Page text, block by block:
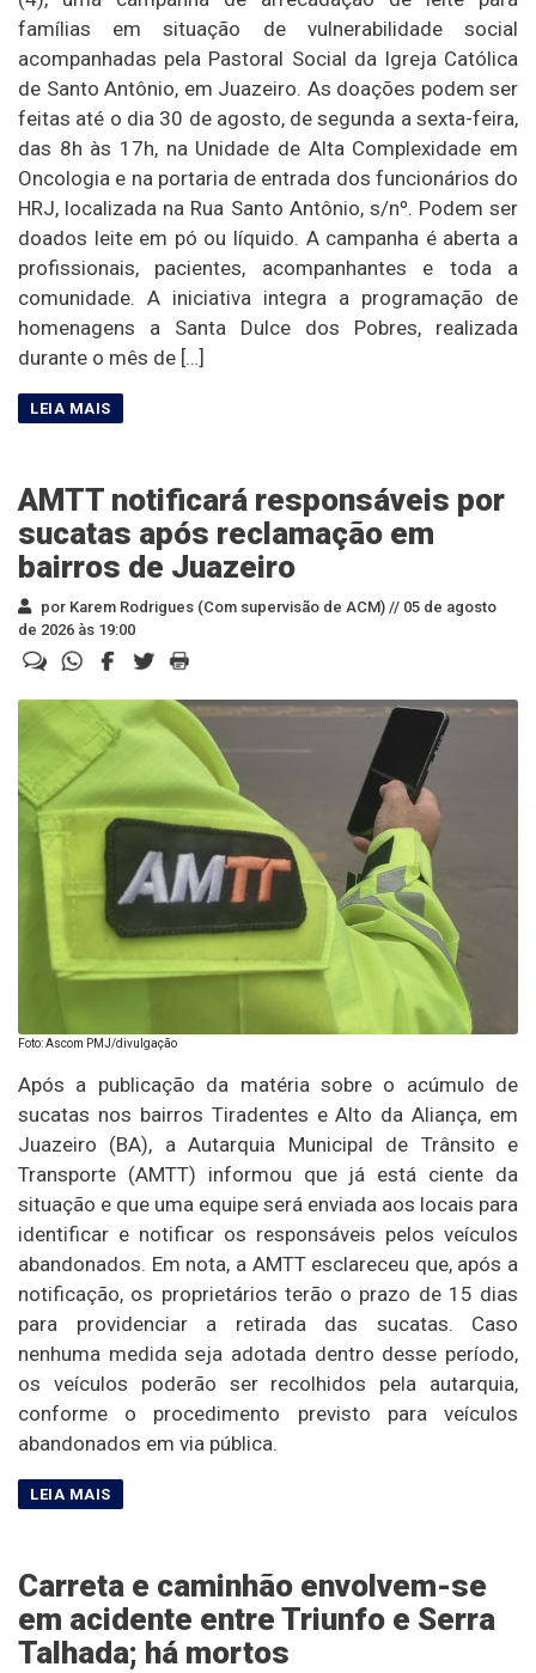
famílias em situação de vulnerabilidade social
acompanhadas pela Pastoral Social da Igreja Católica
de Santo Antônio, em Juazeiro. As doações podem ser
feitas até o dia 30 de agosto, de segunda a sexta-feira,
das 8h às 17h, na Unidade de Alta Complexidade em
Oncologia e na portaria de entrada dos funcionários do
HRJ, localizada na Rua Santo Antônio, s/nº. Podem ser
doados leite em pó ou líquido. A campanha é aberta a
profissionais, pacientes, acompanhantes e toda a
comunidade. A iniciativa integra a programação de
homenagens a Santa Dulce dos Pobres, realizada
durante o mês de […]
AMTT notificará responsáveis por
sucatas após reclamação em
bairros de Juazeiro
por Karem Rodrigues (Com supervisão de ACM) // 05 de agosto
de 2026 às 19:00
Foto: Ascom PMJ/divulgação
Após a publicação da matéria sobre o acúmulo de
sucatas nos bairros Tiradentes e Alto da Aliança, em
Juazeiro (BA), a Autarquia Municipal de Trânsito e
Transporte (AMTT) informou que já está ciente da
situação e que uma equipe será enviada aos locais para
identificar e notificar os responsáveis pelos veículos
abandonados. Em nota, a AMTT esclareceu que, após a
notificação, os proprietários terão o prazo de 15 dias
para providenciar a retirada das sucatas. Caso
nenhuma medida seja adotada dentro desse período,
os veículos poderão ser recolhidos pela autarquia,
conforme o procedimento previsto para veículos
abandonados em via pública.
Carreta e caminhão envolvem-se
em acidente entre Triunfo e Serra
Talhada; há mortos